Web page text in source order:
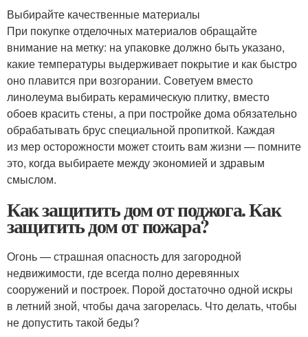
Выбирайте качественные материалы
При покупке отделочных материалов обращайте
внимание на метку: на упаковке должно быть указано,
какие температуры выдерживает покрытие и как быстро
оно плавится при возгорании. Советуем вместо
линолеума выбирать керамическую плитку, вместо
обоев красить стены, а при постройке дома обязательно
обрабатывать брус специальной пропиткой. Каждая
из мер осторожности может стоить вам жизни — помните
это, когда выбираете между экономией и здравым
смыслом.
Как защитить дом от поджога. Как
защитить дом от пожара?
Огонь — страшная опасность для загородной
недвижимости, где всегда полно деревянных
сооружений и построек. Порой достаточно одной искры
в летний зной, чтобы дача загорелась. Что делать, чтобы
не допустить такой беды?